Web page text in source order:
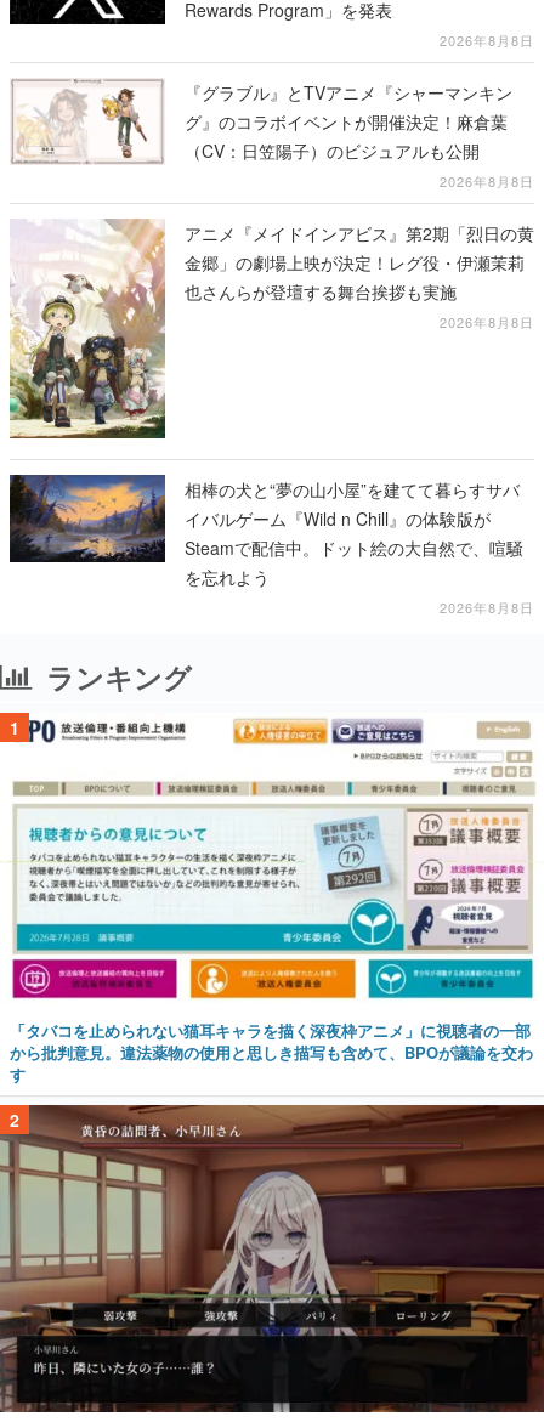
Rewards Program」を発表
2026年8月8日
『グラブル』とTVアニメ『シャーマンキン
グ』のコラボイベントが開催決定！麻倉葉
（CV：日笠陽子）のビジュアルも公開
2026年8月8日
アニメ『メイドインアビス』第2期「烈日の黄
金郷」の劇場上映が決定！レグ役・伊瀬茉莉
也さんらが登壇する舞台挨拶も実施
2026年8月8日
相棒の犬と“夢の山小屋”を建てて暮らすサバ
イバルゲーム『Wild n Chill』の体験版が
Steamで配信中。ドット絵の大自然で、喧騒
を忘れよう
2026年8月8日
ランキング
1
「タバコを止められない猫耳キャラを描く深夜枠アニメ」に視聴者の一部
から批判意見。違法薬物の使用と思しき描写も含めて、BPOが議論を交わ
す
2